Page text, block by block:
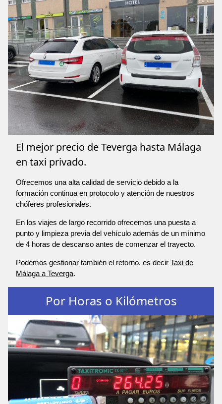
El mejor precio de Teverga hasta Málaga
en taxi privado.
Ofrecemos una alta calidad de servicio debido a la
formación continua en protocolo y atención de nuestros
chóferes profesionales.
En los viajes de largo recorrido ofrecemos una puesta a
punto y limpieza previa del vehículo además de un mínimo
de 4 horas de descanso antes de comenzar el trayecto.
Podemos gestionar también el retorno, es decir Taxi de
Málaga a Teverga.
Por Horas o Kilómetros